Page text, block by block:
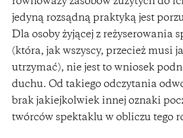
jedyną rozsądną praktyką jest
Dla osoby żyjącej z reżyserowania
(która, jak wszyscy, przecież musi
utrzymać), nie jest to wniosek
duchu. Od takiego odczytania
brak jakiejkolwiek innej oznaki
twórców spektaklu w obliczu tego